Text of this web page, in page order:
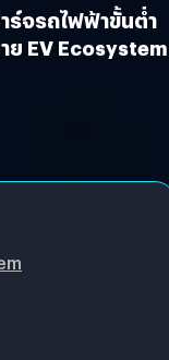
ร์จรถไฟฟ้าขั้นต่ำ
EV Ecosystem